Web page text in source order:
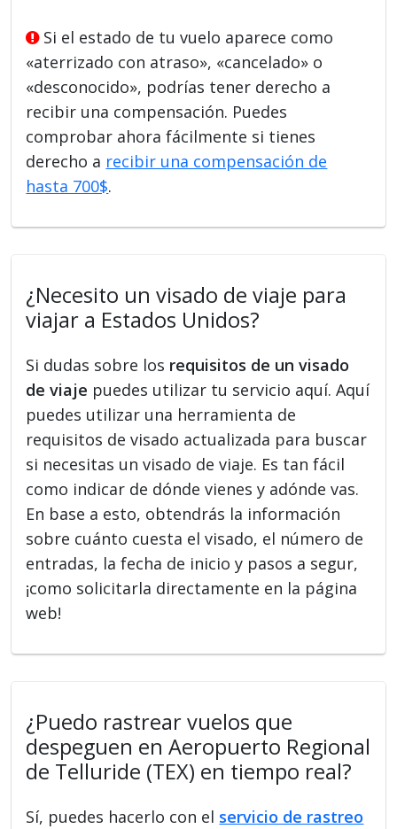
Si el estado de tu vuelo aparece como
«aterrizado con atraso», «cancelado» o
«desconocido», podrías tener derecho a
recibir una compensación. Puedes
comprobar ahora fácilmente si tienes
derecho a recibir una compensación de
hasta 700$.
¿Necesito un visado de viaje para
viajar a Estados Unidos?
Si dudas sobre los requisitos de un visado
de viaje puedes utilizar tu servicio aquí. Aquí
puedes utilizar una herramienta de
requisitos de visado actualizada para buscar
si necesitas un visado de viaje. Es tan fácil
como indicar de dónde vienes y adónde vas.
En base a esto, obtendrás la información
sobre cuánto cuesta el visado, el número de
entradas, la fecha de inicio y pasos a segur,
¡como solicitarla directamente en la página
web!
¿Puedo rastrear vuelos que
despeguen en Aeropuerto Regional
de Telluride (TEX) en tiempo real?
Sí, puedes hacerlo con el servicio de rastreo